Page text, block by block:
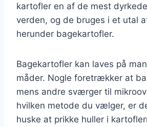
kartofler en af de mest
verden, og de bruges i et utal
herunder bagekartofler.
Bagekartofler kan laves på
måder. Nogle foretrækker at
mens andre sværger til
hvilken metode du vælger, er
huske at prikke huller i